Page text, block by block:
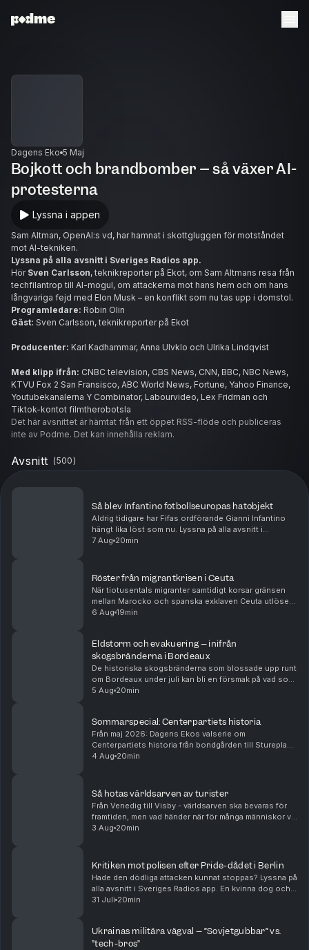
Dagens Eko 5 Maj
Bojkott och brandbomber – så växer AI-
protesterna
Lyssna i appen
Sam Altman, OpenAI:s vd, har hamnat i skottgluggen för motståndet
mot AI-tekniken.
Lyssna på alla avsnitt i Sveriges Radios app.
Hör Sven Carlsson, teknikreporter på Ekot, om Sam Altmans resa från
techfilantrop till AI-mogul, om attackerna mot hans hem och om hans
långvariga fejd med Elon Musk – en konflikt som nu tas upp i domstol.
Programledare: Robin Olin
Gäst: Sven Carlsson, teknikreporter på Ekot
Producenter: Karl Kadhammar, Anna Ulvklo och Ulrika Lindqvist
Med klipp ifrån: CNBC television, CBS News, CNN, BBC, NBC News,
KTVU Fox 2 San Fransisco, ABC World News, Fortune, Yahoo Finance,
Youtubekanalerna Y Combinator, Labourvideo, Lex Fridman och
Tiktok-kontot filmtherobotsla
Kontakt:dagenseko@sverigesradio.se
Det här avsnittet är hämtat från ett öppet RSS-flöde och publiceras
inte av Podme. Det kan innehålla reklam.
Avsnitt (500)
Så blev Infantino fotbollseuropas hatobjekt
Aldrig tidigare har Fifas ordförande Gianni Infantino
hängt lika löst som nu. Lyssna på alla avsnitt i
Sveriges Radios app. Efter att hemliga planer på att
7 Aug 20min
Röster från migrantkrisen i Ceuta
När tiotusentals migranter samtidigt korsar gränsen
mellan Marocko och spanska exklaven Ceuta utlöses
en politisk debatt över hela Europa. Lyssna på alla
6 Aug 19min
Eldstorm och evakuering – inifrån
skogsbränderna i Bordeaux
De historiska skogsbränderna som blossade upp runt
om Bordeaux under juli kan bli en försmak på vad som
väntar stora delar av Europa under augusti. Lyssna på
5 Aug 20min
Sommarspecial: Centerpartiets historia
Från maj 2026: Dagens Ekos valserie om
Centerpartiets historia från bondgården till Stureplan.
Del 6 av 8. Lyssna på alla avsnitt i Sveriges Radios
4 Aug 20min
Så hotas världsarven av turister
Från Venedig till Visby - världsarven ska bevaras för
framtiden, men vad händer när för många människor vill
uppleva dem samtidigt? Lyssna på alla avsnitt i
3 Aug 20min
Kritiken mot polisen efter Pride-dådet i Berlin
Hade den dödliga attacken kunnat stoppas? Lyssna på
alla avsnitt i Sveriges Radios app. En kvinna dog och
flera skadades när en skåpbil körde rakt in i en
31 Juli 20min
Ukrainas militära vägval – ”Sovjetgubbar” vs.
”tech-bros”